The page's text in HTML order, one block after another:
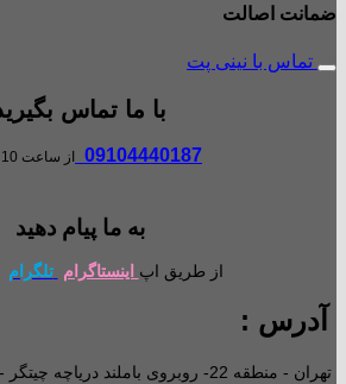
ضمانت اصالت
تماس با نینی پت
با ما تماس
09104440187 از ساعت 10 الی 21
به ما پیام دهید
از طریق اپ اینستاگرام تلگرام
آدرس :
تهران - منطقه 22- روبروی باملند